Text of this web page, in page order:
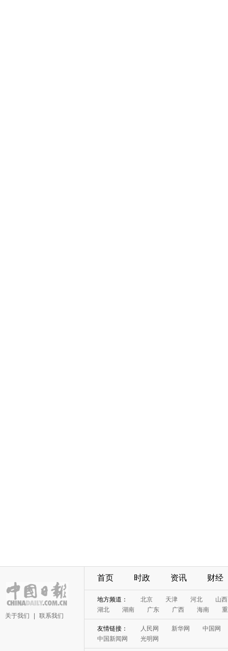
关于我们 联系我们
首页 时政 资讯 财经
地方频道： 北京 天津 河北
山西
湖北
湖南 广东 广西 海南
友情链接： 人民网 新华网
中国网
中国新闻网
光明网